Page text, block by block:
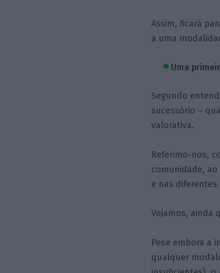
Assim, ficará
a uma
Uma
Segundo
sucessório –
valorativa.
Referimo-nos,
comunidade,
e nas
Vejamos, ainda
Pese embora a
qualquer